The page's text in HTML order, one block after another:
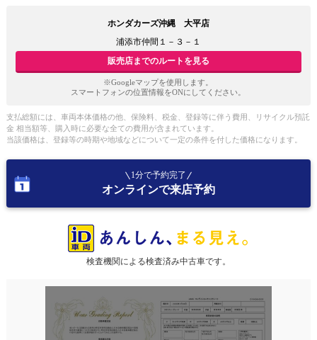
ホンダカーズ沖縄 大平店
浦添市仲間１－３－１
販売店までのルートを見る
※Googleマップを使用します。
スマートフォンの位置情報をONにしてください。
支払総額には、車両本体価格の他、保険料、税金、登録等に伴う費用、リサイクル預託
金 相当額等、購入時に必要な全ての費用が含まれています。
当該価格は、登録等の時期や地域などについて一定の条件を付した価格になります。
1分で予約完了
オンラインで来店予約
検査機関による検査済み中古車です。